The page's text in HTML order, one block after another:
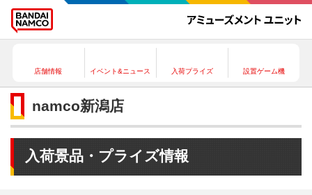
店舗情報 イベント&ニュース 入荷プライズ 設置ゲーム機
namco新潟店
入荷景品・プライズ情報